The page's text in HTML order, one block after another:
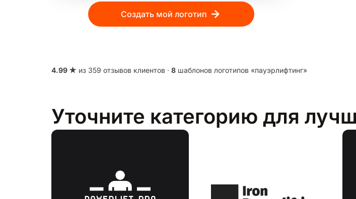
Создать мой логотип
4.99 ★ из 359 отзывов клиентов · 8 шаблонов логотипов «пауэрлифтинг»
Уточните категорию для